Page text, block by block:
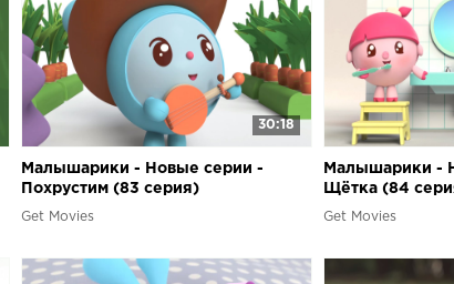
30:18
Малышарики - Новые серии -
Похрустим (83 серия)
Развивающие мультики
Get Movies
Малышарики -
Щётка (84
мультики
Get Movies